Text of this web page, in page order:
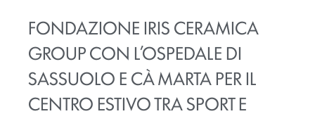
FONDAZIONE IRIS CERAMICA
GROUP CON L’OSPEDALE DI
SASSUOLO E CÀ MARTA PER IL
CENTRO ESTIVO TRA SPORT E